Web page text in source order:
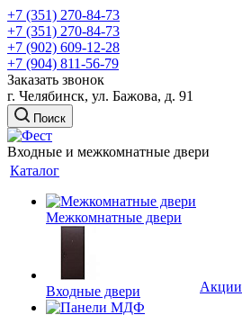
+7 (351) 270-84-73
+7 (351) 270-84-73
+7 (902) 609-12-28
+7 (904) 811-56-79
Заказать звонок
г. Челябинск, ул. Бажова, д. 91
Поиск
Входные и межкомнатные двери
Каталог
Межкомнатные двери
Входные двери Акции